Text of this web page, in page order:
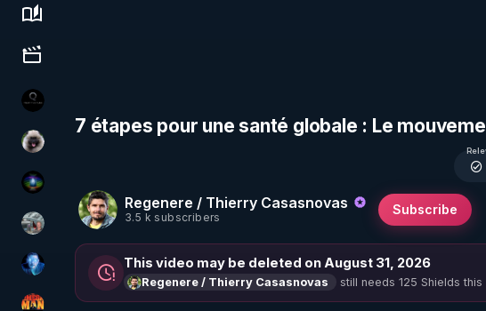
Science, history & spirituality
Culture, media & entertainment
La vérité
Priscane
WakeUp
Ben Garneau
AH2020
7 étapes pour une santé globale : Le
Regenere / Thierry Casasnovas
3.5 k subscribers
Subscribe
This video may be deleted on August 31, 2026
Regenere / Thierry Casasnovas still needs 125 Shields